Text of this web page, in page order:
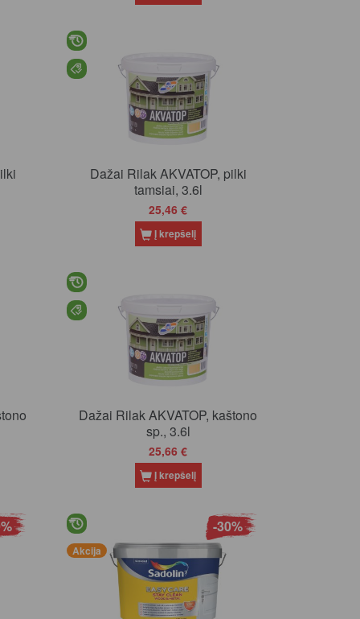
Dažai Rilak AKVATOP, pilki
tamsiai, 3.6l
25,46 €
Į krepšelį
Dažai Rilak AKVATOP, kaštono
sp., 3.6l
25,66 €
Į krepšelį
Akcija
-30%